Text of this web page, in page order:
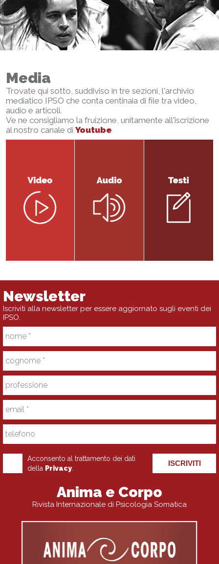
Media
Trovate qui sotto, suddiviso in tre sezioni, l'archivio
mediatico IPSO che conta centinaia di file tra video,
audio e articoli.
Ve ne consigliamo la fruizione, unitamente all'iscrizione
al nostro canale di Youtube
Newsletter
Iscriviti alla newsletter per essere aggiornato sugli eventi dei
IPSO.
Acconsento al trattamento dei dati
della Privacy
ISCRIVITI
Anima e Corpo
Rivista Internazionale di Psicologia Somatica